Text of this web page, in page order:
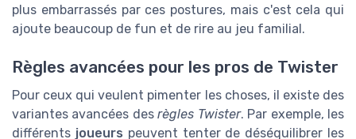
plus embarrassés par ces postures, mais c'est cela qui
ajoute beaucoup de fun et de rire au jeu familial.
Règles avancées pour les pros de Twister
Pour ceux qui veulent pimenter les choses, il existe des
variantes avancées desrègles Twister. Par exemple, les
différents joueurs peuvent tenter de déséquilibrer les